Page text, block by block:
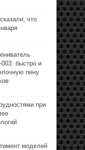
что
быстро и
пену
при
моделей